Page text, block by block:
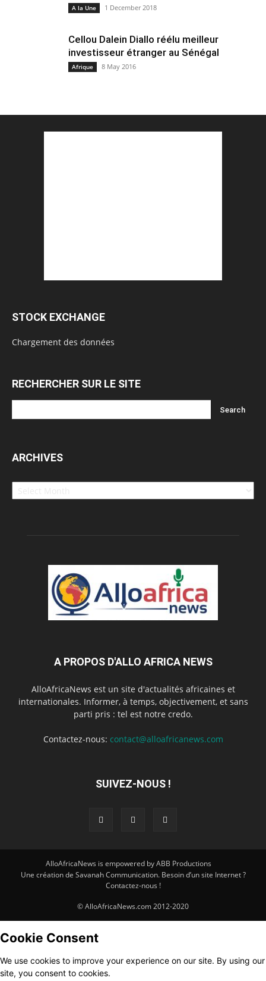
A la Une 1 December 2018
Cellou Dalein Diallo réélu meilleur
investisseur étranger au Sénégal
Afrique 8 May 2016
STOCK EXCHANGE
Chargement des données
RECHERCHER SUR LE SITE
ARCHIVES
Archives
A PROPOS D'ALLO AFRICA NEWS
AlloAfricaNews est un site d'actualités africaines et
internationales. Informer, à temps, objectivement, et sans
parti pris : tel est notre credo.
Contactez-nous: contact@alloafricanews.com
SUIVEZ-NOUS !
AlloAfricaNews is empowered by ABB Productions
Une création de Savanah Communication. Besoin d’un site Internet ?
Contactez-nous !
© AlloAfricaNews.com 2012-2020